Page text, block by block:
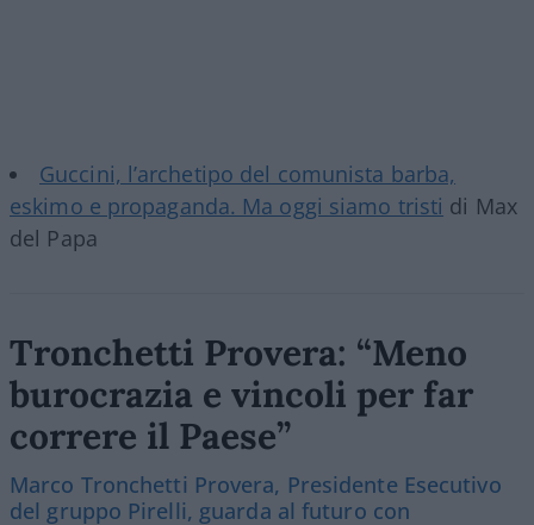
Guccini, l’archetipo del comunista barba,
eskimo e propaganda. Ma oggi siamo tristi di Max
del Papa
Tronchetti Provera: “Meno
burocrazia e vincoli per far
correre il Paese”
Marco Tronchetti Provera, Presidente Esecutivo
del gruppo Pirelli, guarda al futuro con